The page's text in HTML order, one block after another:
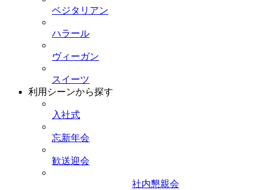
ベジタリアン
ハラール
ヴィーガン
スイーツ
利用シーンから探す
入社式
忘新年会
歓送迎会
社内懇親会